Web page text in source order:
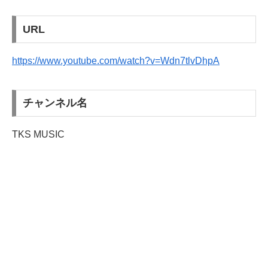
URL
https://www.youtube.com/watch?v=Wdn7tlvDhpA
チャンネル名
TKS MUSIC